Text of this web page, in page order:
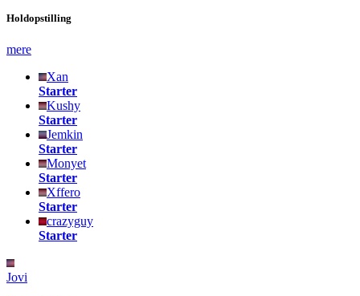
Holdopstilling
mere
Xan
Starter
Kushy
Starter
Jemkin
Starter
Monyet
Starter
Xffero
Starter
crazyguy
Starter
Jovi